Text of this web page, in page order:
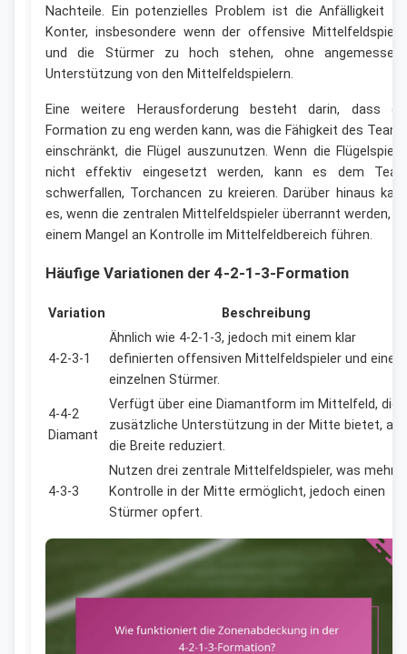
Nachteile. Ein potenzielles Problem ist die Anfälligkeit
Konter, insbesondere wenn der offensive
und die Stürmer zu hoch stehen, ohne
Unterstützung von den Mittelfeldspielern.
Eine weitere Herausforderung besteht darin, dass
Formation zu eng werden kann, was die Fähigkeit des
einschränkt, die Flügel auszunutzen. Wenn die
nicht effektiv eingesetzt werden, kann es dem
schwerfallen, Torchancen zu kreieren. Darüber hinaus
es, wenn die zentralen Mittelfeldspieler überrannt werden,
einem Mangel an Kontrolle im Mittelfeldbereich führen.
Häufige Variationen der 4-2-1-3-Formation
Variation Beschreibung
4-2-3-1
Ähnlich wie 4-2-1-3, jedoch mit einem klar
definierten offensiven Mittelfeldspieler und einem
einzelnen Stürmer.
4-4-2
Diamant
Verfügt über eine Diamantform im Mittelfeld, die
zusätzliche Unterstützung in der Mitte bietet,
die Breite reduziert.
4-3-3
Nutzen drei zentrale Mittelfeldspieler, was mehr
Kontrolle in der Mitte ermöglicht, jedoch einen
Stürmer opfert.